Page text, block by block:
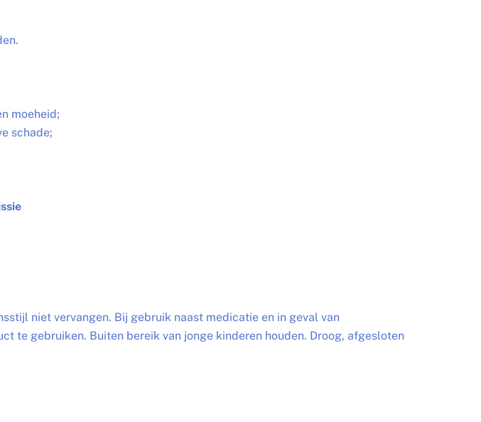
moeheid;
schade;
niet vervangen. Bij gebruik naast medicatie en in geval van
te gebruiken. Buiten bereik van jonge kinderen houden. Droog, afgesloten